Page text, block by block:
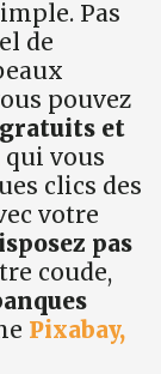
Pas
de
pouvez
et
qui vous
clics des
votre
pas
coude,
Pixabay,